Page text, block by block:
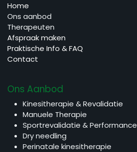
Home
Ons aanbod
Therapeuten
Afspraak maken
Praktische Info & FAQ
Contact
Ons Aanbod
Kinesitherapie & Revalidatie
Manuele Therapie
Sportrevalidatie & Performance
Dry needling
Perinatale kinesitherapie